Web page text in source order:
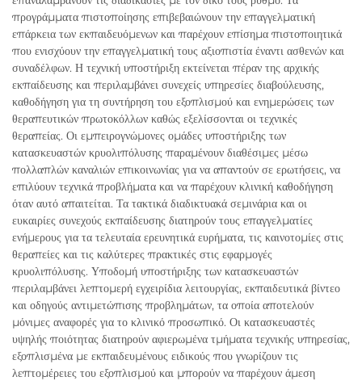
προγράμματα πιστοποίησης επιβεβαιώνουν την επαγγελματική
επάρκεια των εκπαιδευόμενων και παρέχουν επίσημα πιστοποιητικά
που ενισχύουν την επαγγελματική τους αξιοπιστία έναντι ασθενών και
συναδέλφων. Η τεχνική υποστήριξη εκτείνεται πέραν της αρχικής
εκπαίδευσης και περιλαμβάνει συνεχείς υπηρεσίες διαβούλευσης,
καθοδήγηση για τη συντήρηση του εξοπλισμού και ενημερώσεις των
θεραπευτικών πρωτοκόλλων καθώς εξελίσσονται οι τεχνικές
θεραπείας. Οι εμπειρογνώμονες ομάδες υποστήριξης των
κατασκευαστών κρυολιπόλυσης παραμένουν διαθέσιμες μέσω
πολλαπλών καναλιών επικοινωνίας για να απαντούν σε ερωτήσεις, να
επιλύουν τεχνικά προβλήματα και να παρέχουν κλινική καθοδήγηση
όταν αυτό απαιτείται. Τα τακτικά διαδικτυακά σεμινάρια και οι
ευκαιρίες συνεχούς εκπαίδευσης διατηρούν τους επαγγελματίες
ενήμερους για τα τελευταία ερευνητικά ευρήματα, τις καινοτομίες στις
θεραπείες και τις καλύτερες πρακτικές στις εφαρμογές
κρυολιπόλυσης. Υποδομή υποστήριξης των κατασκευαστών
περιλαμβάνει λεπτομερή εγχειρίδια λειτουργίας, εκπαιδευτικά βίντεο
και οδηγούς αντιμετώπισης προβλημάτων, τα οποία αποτελούν
μόνιμες αναφορές για το κλινικό προσωπικό. Οι κατασκευαστές
υψηλής ποιότητας διατηρούν αφιερωμένα τμήματα τεχνικής υπηρεσίας,
εξοπλισμένα με εκπαιδευμένους ειδικούς που γνωρίζουν τις
λεπτομέρειες του εξοπλισμού και μπορούν να παρέχουν άμεση